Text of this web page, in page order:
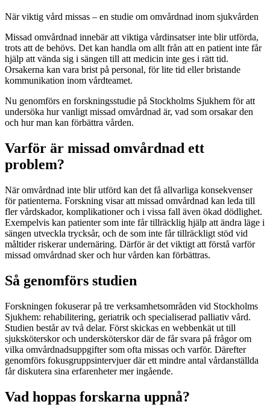
När viktig vård missas – en studie om omvårdnad inom sjukvården
Missad omvårdnad innebär att viktiga vårdinsatser inte blir utförda,
trots att de behövs. Det kan handla om allt från att en patient inte får
hjälp att vända sig i sängen till att medicin inte ges i rätt tid.
Orsakerna kan vara brist på personal, för lite tid eller bristande
kommunikation inom vårdteamet.
Nu genomförs en forskningsstudie på Stockholms Sjukhem för att
undersöka hur vanligt missad omvårdnad är, vad som orsakar den
och hur man kan förbättra vården.
Varför är missad omvårdnad ett
problem?
När omvårdnad inte blir utförd kan det få allvarliga konsekvenser
för patienterna. Forskning visar att missad omvårdnad kan leda till
fler vårdskador, komplikationer och i vissa fall även ökad dödlighet.
Exempelvis kan patienter som inte får tillräcklig hjälp att ändra läge i
sängen utveckla trycksår, och de som inte får tillräckligt stöd vid
måltider riskerar undernäring. Därför är det viktigt att förstå varför
missad omvårdnad sker och hur vården kan förbättras.
Så genomförs studien
Forskningen fokuserar på tre verksamhetsområden vid Stockholms
Sjukhem: rehabilitering, geriatrik och specialiserad palliativ vård.
Studien består av två delar. Först skickas en webbenkät ut till
sjuksköterskor och undersköterskor där de får svara på frågor om
vilka omvårdnadsuppgifter som ofta missas och varför. Därefter
genomförs fokusgruppsintervjuer där ett mindre antal vårdanställda
får diskutera sina erfarenheter mer ingående.
Vad hoppas forskarna uppnå?